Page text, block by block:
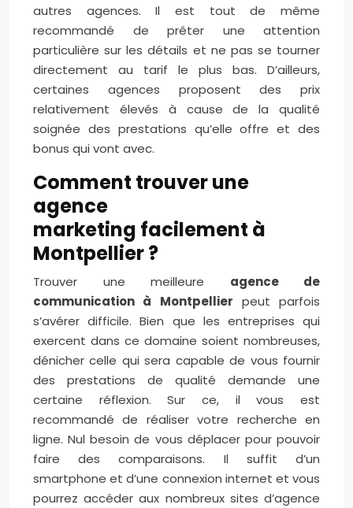
autres agences. Il est tout de même
recommandé de prêter une attention
particulière sur les détails et ne pas se tourner
directement au tarif le plus bas. D’ailleurs,
certaines agences proposent des prix
relativement élevés à cause de la qualité
soignée des prestations qu’elle offre et des
bonus qui vont avec.
Comment trouver une
agence
marketing facilement à
Montpellier ?
Trouver une meilleure agence de
communication à Montpellier peut parfois
s’avérer difficile. Bien que les entreprises qui
exercent dans ce domaine soient nombreuses,
dénicher celle qui sera capable de vous fournir
des prestations de qualité demande une
certaine réflexion. Sur ce, il vous est
recommandé de réaliser votre recherche en
ligne. Nul besoin de vous déplacer pour pouvoir
faire des comparaisons. Il suffit d’un
smartphone et d’une connexion internet et vous
pourrez accéder aux nombreux sites d’agence